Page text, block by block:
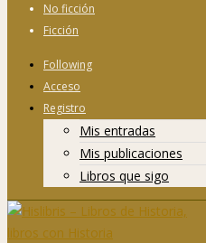
No ficción
Ficción
Following
Acceso
Registro
Mis entradas
Mis publicaciones
Libros que sigo